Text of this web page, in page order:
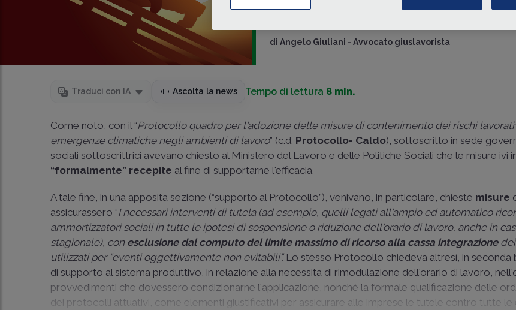
risposte che non siano correlate soltanto a
diAngelo Giuliani -Avvocato giuslavorista
Traduci con IA Ascolta la news Tempo di lettura 8 min.
Come noto, con il “Protocollo quadro per l'adozione delle misure di contenimento dei rischi
emergenze climatiche negli ambienti di lavoro” (c.d. Protocollo- Caldo), sottoscritto in sede
sociali sottoscrittrici avevano chiesto al Ministero del Lavoro e delle Politiche Sociali che le misure ivi
“formalmente” recepite al fine di supportarne l'efficacia.
A tale fine, in una apposita sezione (“supporto al Protocollo”), venivano, in particolare, chieste misure
assicurassero “I necessari interventi di tutela (ad esempio, quelli legati all'ampio ed automatico
ammortizzatori sociali in tutte le ipotesi di sospensione o riduzione dell'orario di lavoro, anche in
stagionale), con esclusione dal computo del limite massimo di ricorso alla cassa integrazionedei
utilizzati per “eventi oggettivamente non evitabili”. Lo stesso Protocollo chiedeva altresì, in seconda
di supporto al sistema produttivo, in relazione alla necessità di rimodulazione dell'orario di lavoro,
provvedimenti che dovessero condizionarne l'applicazione, nonché la formale qualificazione delle
dei protocolli attuativi, come elementi giustificativi per assicurare alle imprese le tutele contro tutte le
protocollo